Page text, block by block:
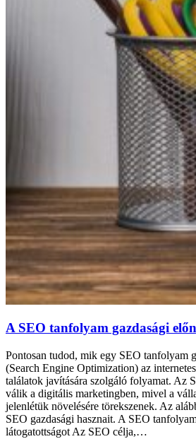
A SEO tanfolyam gazdasági
Pontosan tudod, mik egy SEO tanfolyam
(Search Engine Optimization) az
találatok javítására szolgáló folyamat. Az
válik a digitális marketingben, mivel a
jelenlétük növelésére törekszenek. Az
SEO gazdasági hasznait. A SEO
látogatottságot Az SEO célja,…